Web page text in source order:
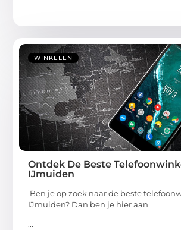
WINKELEN
Ontdek De Beste
IJmuiden
Ben je op zoek naar de beste
IJmuiden? Dan ben je hier aan
...